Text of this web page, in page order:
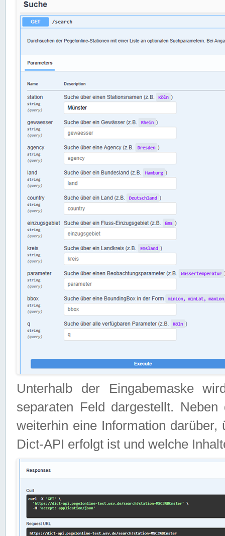
Unterhalb der Eingabemaske
separaten Feld dargestellt.
weiterhin eine Information
Dict-API erfolgt ist und welche